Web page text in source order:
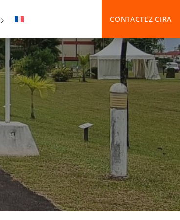
CONTACTEZ CIRA